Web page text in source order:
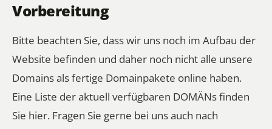
Vorbereitung
Bitte beachten Sie, dass wir uns noch im Aufbau der
Website befinden und daher noch nicht alle unsere
Domains als fertige Domainpakete online haben.
Eine Liste der aktuell verfügbaren DOMÄNs finden
Sie hier. Fragen Sie gerne bei uns auch nach